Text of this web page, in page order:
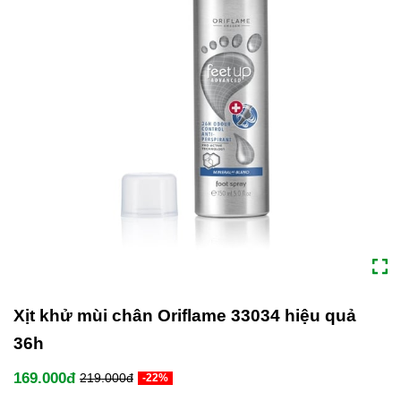
Xịt khử mùi chân Oriflame 33034 hiệu quả
36h
169.000đ 219.000đ -22%